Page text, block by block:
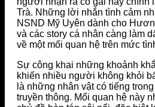
Trà. Những lời nhắn tình cảm
NSND Mỹ Uyên dành cho
và các story cá nhân càng làm
về một mối quan hệ trên mức
Sự công khai những khoảnh
khiến nhiều người không khỏi
là những nhân vật có tiếng
truyền thông. Mối quan hệ này